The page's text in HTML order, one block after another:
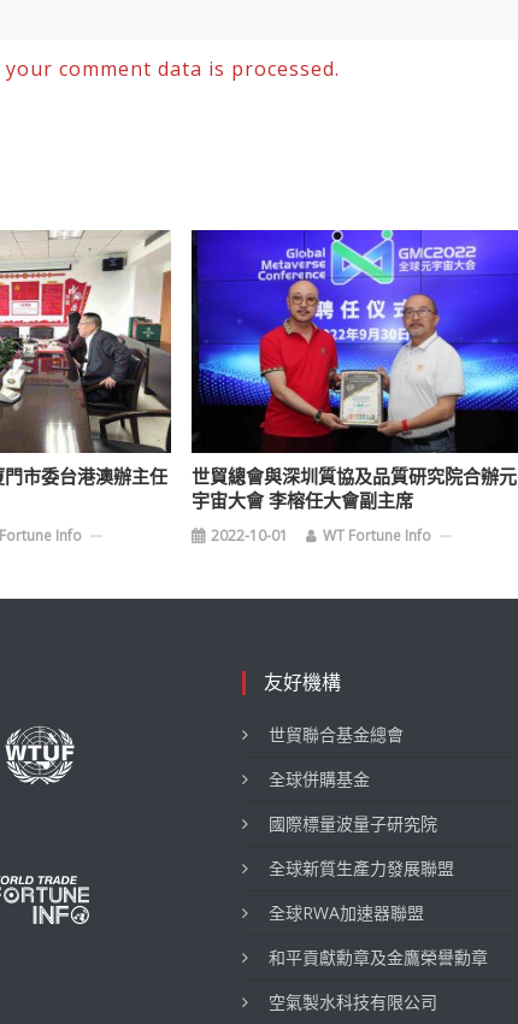
comment data is processed.
市委台港澳辦主任
Info
世貿總會與深圳質協及品質研究院合辦元
宇宙大會 李榕任大會副主席
2022-10-01 WT Fortune Info
友好機構
世貿聯合基金總會
全球併購基金
國際標量波量子研究院
全球新質生產力發展聯盟
全球RWA加速器聯盟
和平貢獻勳章及金鷹榮譽勳章
空氣製水科技有限公司